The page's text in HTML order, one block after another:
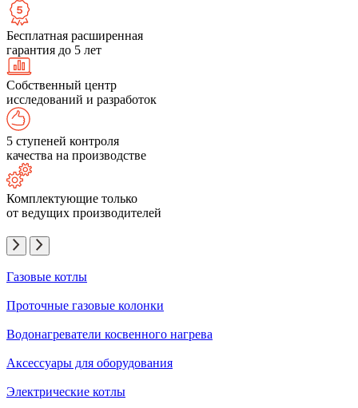
Бесплатная расширенная
гарантия до 5 лет
Собственный центр
исследований и разработок
5 ступеней контроля
качества на производстве
Комплектующие только
от ведущих производителей
Газовые котлы
Проточные газовые колонки
Водонагреватели косвенного нагрева
Аксессуары для оборудования
Электрические котлы